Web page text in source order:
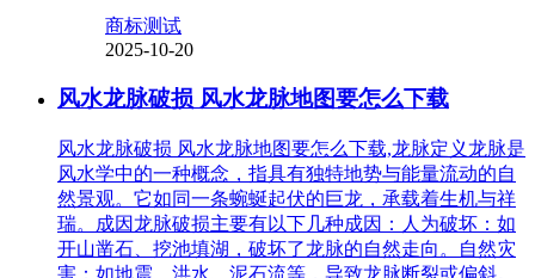
商标测试
2025-10-20
风水龙脉破损 风水龙脉地图要怎么下载
风水龙脉破损 风水龙脉地图要怎么下载,龙脉定义龙脉是
风水学中的一种概念，指具有独特地势与能量流动的自
然景观。它如同一条蜿蜒起伏的巨龙，承载着生机与祥
瑞。成因龙脉破损主要有以下几种成因：人为破坏：如
开山凿石、挖池填湖，破坏了龙脉的自然走向。自然灾
害：如地震、洪水、泥石流等，导致龙脉断裂或偏斜。